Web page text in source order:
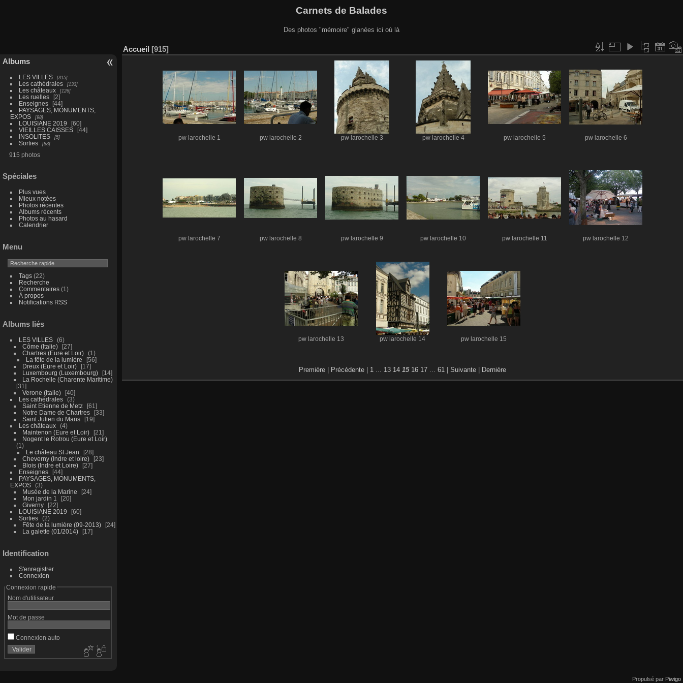
Carnets de Balades
Des photos "mémoire" glanées ici où là
Albums
LES VILLES 315
Les cathédrales 133
Les châteaux 126
Les ruelles
2
Enseignes
44
PAYSAGES, MONUMENTS,
EXPOS
98
LOUISIANE 2019
60
VIEILLES CAISSES
44
INSOLITES
5
Sorties 88
915 photos
Spéciales
Plus vues
Mieux notées
Photos récentes
Albums récents
Photos au hasard
Calendrier
Menu
Tags(22)
Recherche
Commentaires(1)
À propos
Notifications RSS
Albums liés
LES VILLES
6
Côme (Italie)
27
Chartres (Eure et Loir)
1
La fête de la lumière
56
Dreux (Eure et Loir)
17
Luxembourg (Luxembourg)
14
La Rochelle (Charente Maritime)
31
Verone (Italie)
40
Les cathédrales
3
Saint Etienne de Metz
61
Notre Dame de Chartres
33
Saint Julien du Mans
19
Les châteaux
4
Maintenon (Eure et Loir)
21
Nogent le Rotrou (Eure et Loir)
1
Le château St Jean
28
Cheverny (Indre et loire)
23
Blois (Indre et Loire)
27
Enseignes
44
PAYSAGES, MONUMENTS,
EXPOS
3
Musée de la Marine
24
Mon jardin 1
20
Giverny
22
LOUISIANE 2019
60
Sorties
2
Fête de la lumière (09-2013)
24
La galette (01/2014)
17
Identification
S'enregistrer
Connexion
Connexion rapide
Nom d'utilisateur
Mot de passe
Connexion auto
Accueil 915
pw larochelle 1 pw larochelle 2 pw larochelle 3 pw larochelle 4 pw larochelle 5 pw larochelle 6
pw larochelle 7 pw larochelle 8 pw larochelle 9 pw larochelle 10 pw larochelle 11 pw larochelle 12
pw larochelle 13 pw larochelle 14 pw larochelle 15
Première Précédente 1 13 14 15 16 17 61 Suivante Dernière
Propulsé par Piwigo